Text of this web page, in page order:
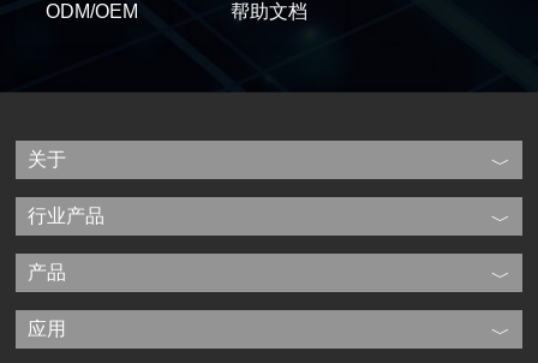
ODM/OEM 帮助文档
关于
行业产品
产品
应用